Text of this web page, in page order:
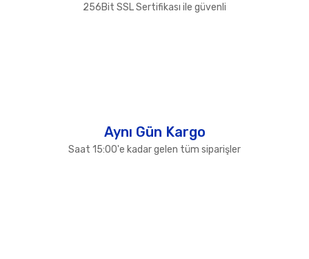
256Bit SSL Sertifikası ile güvenli
Aynı Gün Kargo
Saat 15:00'e kadar gelen tüm siparişler